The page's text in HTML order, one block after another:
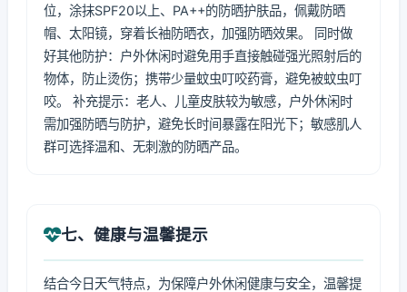
位，涂抹SPF20以上、PA++的防晒护肤品，佩戴防晒
帽、太阳镜，穿着长袖防晒衣，加强防晒效果。 同时做
好其他防护：户外休闲时避免用手直接触碰强光照射后的
物体，防止烫伤；携带少量蚊虫叮咬药膏，避免被蚊虫叮
咬。 补充提示：老人、儿童皮肤较为敏感，户外休闲时
需加强防晒与防护，避免长时间暴露在阳光下；敏感肌人
群可选择温和、无刺激的防晒产品。
七、健康与温馨提示
结合今日天气特点，为保障户外休闲健康与安全，温馨提